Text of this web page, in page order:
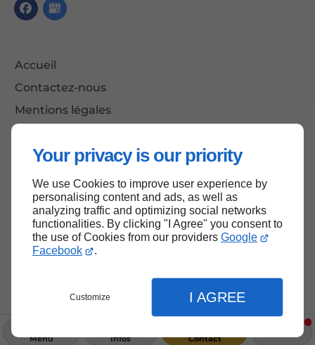
Your privacy is our priority
We use Cookies to improve user experience by
personalising content and ads, as well as
analyzing traffic and optimizing social networks
functionalities. By clicking "I Agree" you consent to
the use of Cookies from our providers Google
Facebook
.
Customize I AGREE
Menu Infos Contact
Accueil
Contactez-nous
Mentions légales
Haut de page